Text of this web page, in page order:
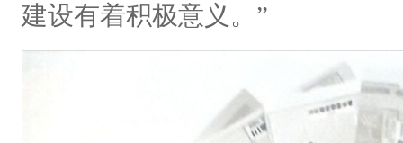
建设有着积极意义。”